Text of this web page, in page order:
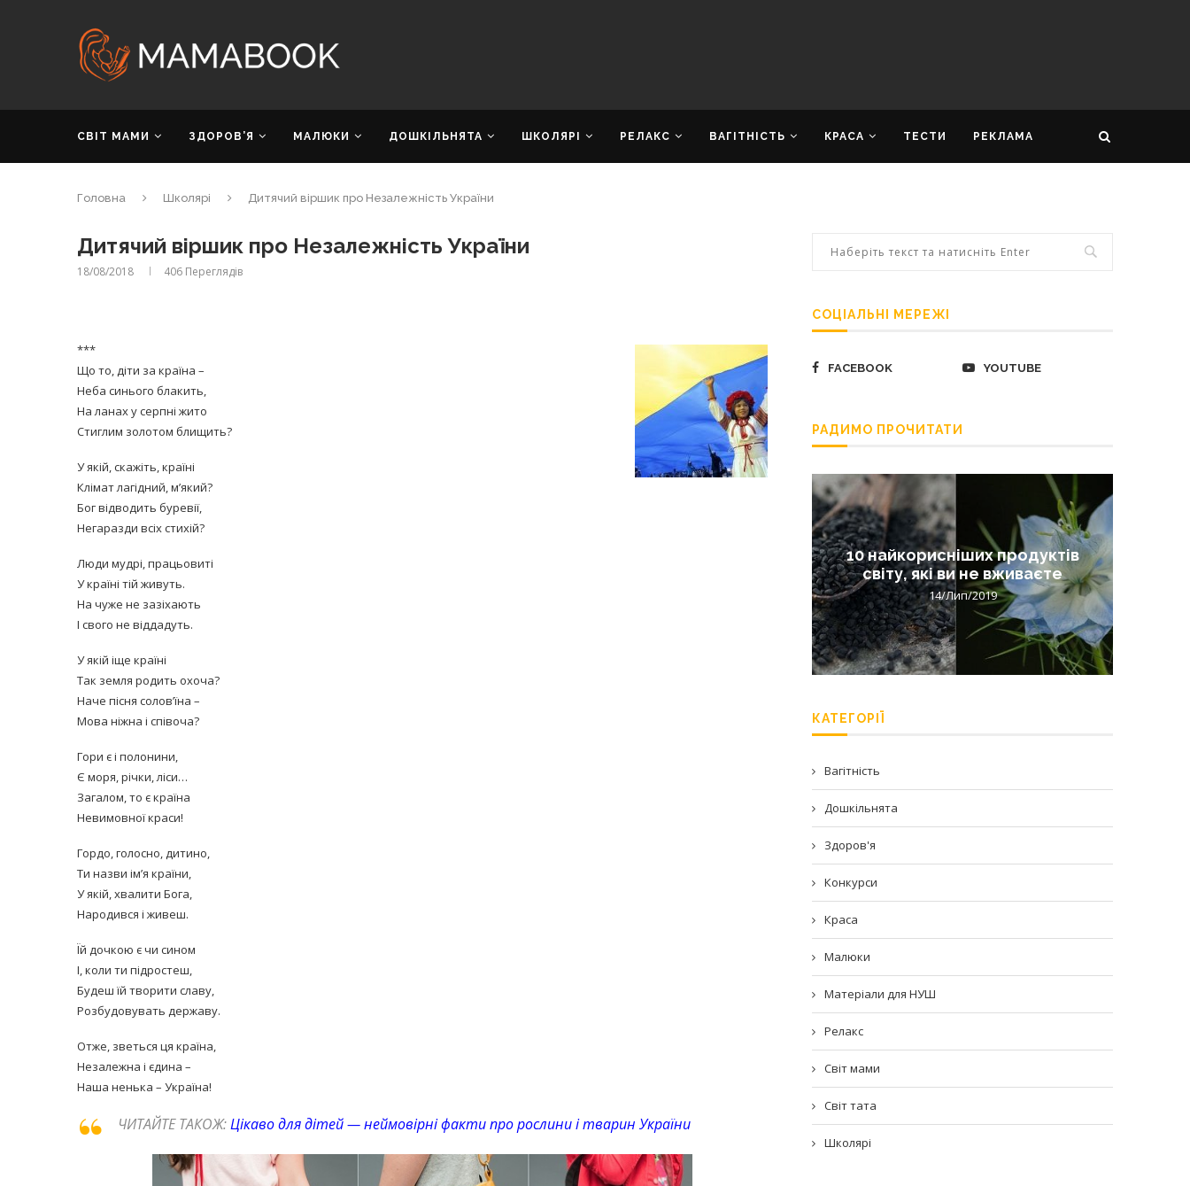
СВІТ МАМИ ЗДОРОВ’Я МАЛЮКИ ДОШКІЛЬНЯТА ШКОЛЯРІ РЕЛАКС ВАГІТНІСТЬ КРАСА ТЕСТИ РЕКЛАМА
Головна Школярі Дитячий віршик про Незалежність України
Дитячий віршик про Незалежність України
18/08/2018 406 Переглядів
***
Що то, діти за країна –
Неба синього блакить,
На ланах у серпні жито
Стиглим золотом блищить?
У якій, скажіть, країні
Клімат лагідний, м’який?
Бог відводить буревії,
Негаразди всіх стихій?
Люди мудрі, працьовиті
У країні тій живуть.
На чуже не зазіхають
І свого не віддадуть.
У якій іще країні
Так земля родить охоча?
Наче пісня солов’їна –
Мова ніжна і співоча?
Гори є і полонини,
Є моря, річки, ліси…
Загалом, то є країна
Невимовної краси!
Гордо, голосно, дитино,
Ти назви ім’я країни,
У якій, хвалити Бога,
Народився і живеш.
Їй дочкою є чи сином
І, коли ти підростеш,
Будеш їй творити славу,
Розбудовувать державу.
Отже, зветься ця країна,
Незалежна і єдина –
Наша ненька – Україна!
ЧИТАЙТЕ ТАКОЖ:Цікаво для дітей — неймовірні факти про рослини і тварин України
СОЦІАЛЬНІ МЕРЕЖІ
FACEBOOK YOUTUBE
РАДИМО ПРОЧИТАТИ
никакого кипятка
30/Січ/2021
10 найкорисніших продуктів
світу, які ви не вживаєте
14/Лип/2019
КАТЕГОРІЇ
Вагітність
Дошкільнята
Здоров'я
Конкурси
Краса
Малюки
Матеріали для НУШ
Релакс
Світ мами
Світ тата
Школярі